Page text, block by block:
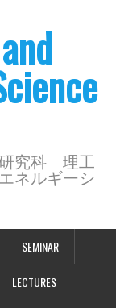
研究科 理工
ネルギーシ
SEMINAR
LECTURES